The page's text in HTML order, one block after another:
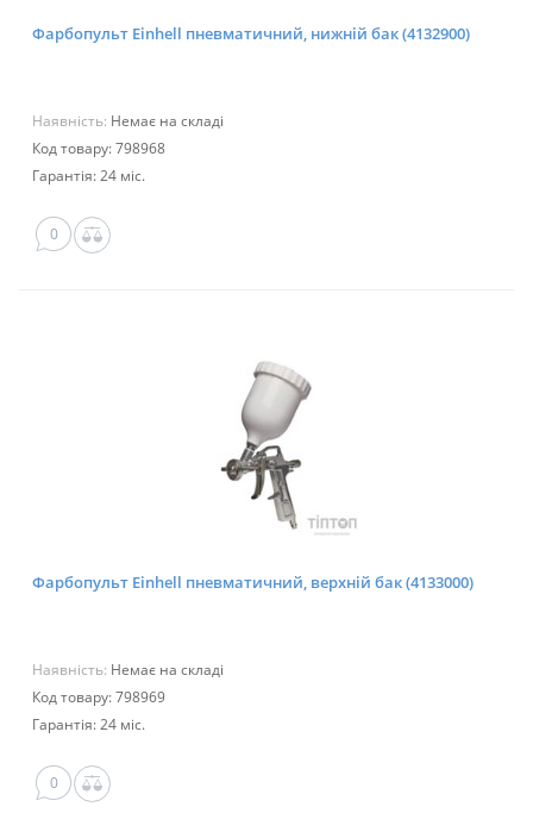
Фарбопульт Einhell пневматичний, нижній бак (4132900)
Наявність: Немає на складі
Код товару: 798968
Гарантія: 24 міс.
0
Фарбопульт Einhell пневматичний, верхній бак (4133000)
Наявність: Немає на складі
Код товару: 798969
Гарантія: 24 міс.
0